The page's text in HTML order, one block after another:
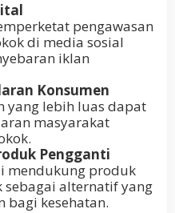
pengawasan
di media sosial
iklan
Konsumen
yang lebih luas dapat
masyarakat
Pengganti
mendukung produk
sebagai alternatif yang
bagi kesehatan.